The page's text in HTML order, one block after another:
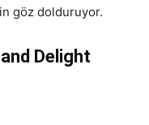
göz dolduruyor.
Delight